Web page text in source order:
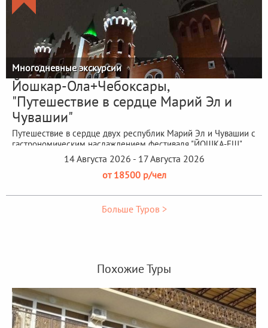
Многодневные экскурсии
Йошкар-Ола+Чебоксары,
"Путешествие в сердце Марий Эл и
Чувашии"
Путешествие в сердце двух республик Марий Эл и Чувашии с
гастрономическим наслаждением фестиваля "ЙОШКА-ЕШ"
14 Августа 2026 - 17 Августа 2026
от 18500 р/чел
Больше Туров >
Похожие Туры